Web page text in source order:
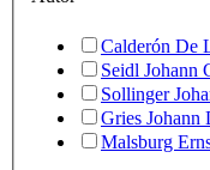
Calderón De
Seidl Johann
Sollinger
Gries Johann
Malsburg